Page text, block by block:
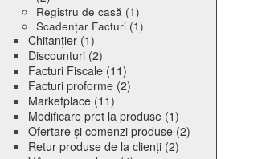
Registru de casă (1)
Scadențar Facturi (1)
Chitanțier (1)
Discounturi (2)
Facturi Fiscale (11)
Facturi proforme (2)
Marketplace (11)
Modificare pret la produse (1)
Ofertare și comenzi produse (2)
Retur produse de la clienți (2)